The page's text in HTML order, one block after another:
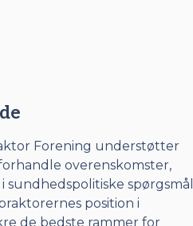
Forening understøtter
overenskomster,
spørgsmål
position i
de bedste rammer for